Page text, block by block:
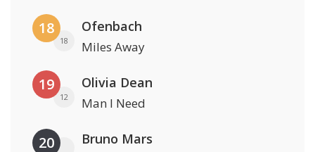
18
18
Ofenbach
Miles Away
19
12
Olivia Dean
Man I Need
20 Bruno Mars